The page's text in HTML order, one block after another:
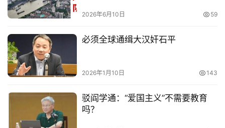
2026年6月10日 59
必须全球通缉大汉奸石平
2026年1月10日 143
驳阎学通：“爱国主义”不需要教育
吗？